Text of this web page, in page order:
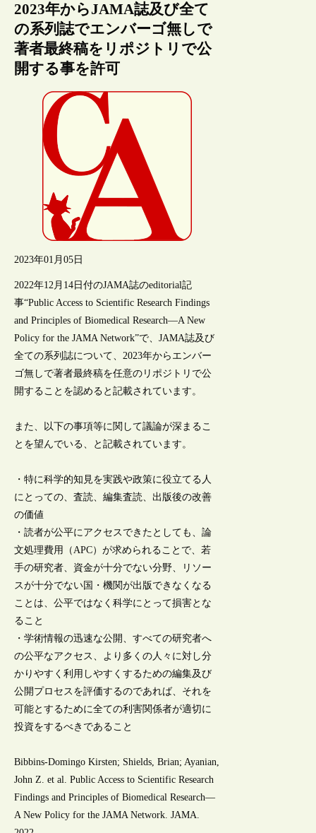
2023年からJAMA誌及び全て
の系列誌でエンバーゴ無しで
著者最終稿をリポジトリで公
開する事を許可
2023年01月05日
2022年12月14日付のJAMA誌のeditorial記
事“Public Access to Scientific Research Findings
and Principles of Biomedical Research—A New
Policy for the JAMA Network”で、JAMA誌及び
全ての系列誌について、2023年からエンバー
ゴ無しで著者最終稿を任意のリポジトリで公
開することを認めると記載されています。
また、以下の事項等に関して議論が深まるこ
とを望んでいる、と記載されています。
・特に科学的知見を実践や政策に役立てる人
にとっての、査読、編集査読、出版後の改善
の価値
・読者が公平にアクセスできたとしても、論
文処理費用（APC）が求められることで、若
手の研究者、資金が十分でない分野、リソー
スが十分でない国・機関が出版できなくなる
ことは、公平ではなく科学にとって損害とな
ること
・学術情報の迅速な公開、すべての研究者へ
の公平なアクセス、より多くの人々に対し分
かりやすく利用しやすくするための編集及び
公開プロセスを評価するのであれば、それを
可能とするために全ての利害関係者が適切に
投資をするべきであること
Bibbins-Domingo Kirsten; Shields, Brian; Ayanian,
John Z. et al. Public Access to Scientific Research
Findings and Principles of Biomedical Research—
A New Policy for the JAMA Network. JAMA.